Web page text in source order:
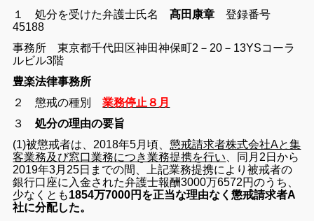
１ 処分を受けた弁護士氏名
髙田康章登録番号
45188
事務所 東京都千代田区神田神保町2－20－13YSコーラ
ルビル3階
豊楽法律事務所
２ 懲戒の種別業務停止８月
３処分の理由の要旨
(1)被懲戒者は、2018年5月頃、懲戒請求者株式会社Aと集
客業務及び窓口業務につき業務提携を行い 、同月2日から
2019年3月25日までの間、上記業務提携により被戒者の
銀行口座に入金された弁護士報酬3000万6572円のうち、
少なくとも1854万7000円を正当な理由なく懲戒請求者A
社に分配した。